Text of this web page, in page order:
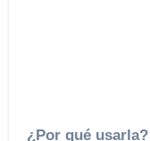
¿Por qué usarla?